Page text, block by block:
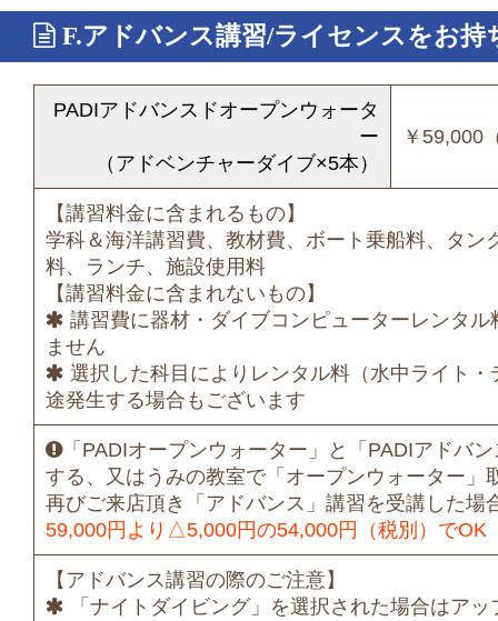
F.アドバンス講習/ライセンスをお持
PADIアドバンスドオープンウォータ
ー
（アドベンチャーダイブ×5本）
￥59,000
【講習料金に含まれるもの】
学科＆海洋講習費、教材費、ボート乗船料、タン
料、ランチ、施設使用料
【講習料金に含まれないもの】
講習費に器材・ダイブコンピューターレンタル
ません
選択した科目によりレンタル料（水中ライト・
途発生する場合もございます
「PADIオープンウォーター」と「PADIアドバ
する、又はうみの教室で「オープンウォーター」
再びご来店頂き「アドバンス」講習を受講した場
59,000円より△5,000円の54,000円（税別）でOK
【アドバンス講習の際のご注意】
「ナイトダイビング」を選択された場合はア